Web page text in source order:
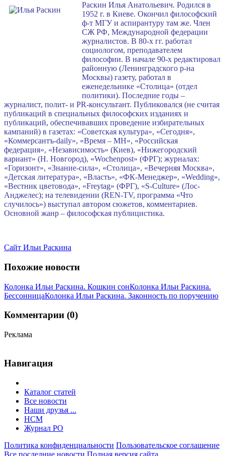
Раскин Илья Анатольевич. Родился в
1952 г. в Киеве. Окончил философский
ф-т МГУ и аспирантуру там же. Член
СЖ РФ, Международной федерации
журналистов. В 80-х гг. работал
социологом, преподавателем
философии. В начале 90-х редактировал
районную (Ленинградского р-на
Москвы) газету, работал в
еженедельнике «Столица» (отдел
политики). Последние годы –
журналист, полит- и PR-консультант. Публиковался (не считая
публикаций в специальных философских изданиях и
публикаций, обеспечивавших проведение избирательных
кампаний) в газетах: «Советская культура», «Сегодня»,
«Коммерсантъ-daily», «Время – МН», «Российская
федерация», «Независимость» (Киев), «Нижегородский
вариант» (Н. Новгород), «Wochenpost» (ФРГ); журналах:
«Горизонт», «Знание-сила», «Столица», «Вечерняя Москва»,
«Детская литература», «Власть», «ФК-Менеджер», «Wedding»,
«Вестник цветовода», «Freytag» (ФРГ), «S-Culture» (Лос-
Анджелес); на телевидении (REN-TV, программа «Что
случилось») выступал автором сюжетов, комментариев.
Основной жанр – философская публицистика.
Сайт Ильи Раскина
Похожие новости
Колонка Ильи Раскина. Кошкин сонКолонка Ильи Раскина.
БессонницаКолонка Ильи Раскина. Законность по поручению
Комментарии (0)
Реклама
Навигация
Каталог статей
Все новости
Наши друзья ...
HCM
Журнал РО
Политика конфиденциальности Пользовательское соглашение
Все последние новости Полная версия сайта